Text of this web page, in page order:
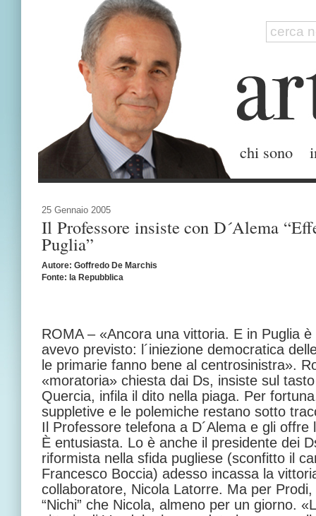
chi sono
25 Gennaio 2005
Il Professore insiste con D´Alema
Puglia”
Autore: Goffredo De Marchis
Fonte: la Repubblica
ROMA – «Ancora una vittoria. E in Puglia
avevo previsto: l´iniezione democratica
le primarie fanno bene al centrosinistra».
«moratoria» chiesta dai Ds, insiste sul
Quercia, infila il dito nella piaga. Per
suppletive e le polemiche restano sotto
Il Professore telefona a D´Alema e gli offre
È entusiasta. Lo è anche il presidente dei
riformista nella sfida pugliese (sconfitto il
Francesco Boccia) adesso incassa la
collaboratore, Nicola Latorre. Ma per
“Nichi” che Nicola, almeno per un giorno.